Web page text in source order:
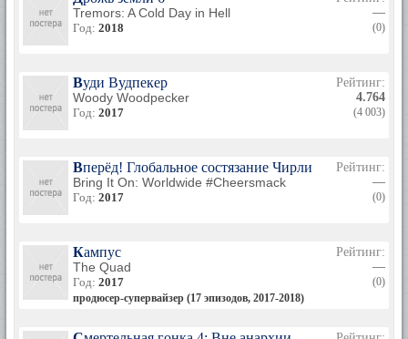
Tremors: A Cold Day in Hell
Год: 2018
—
(0)
Вуди Вудпекер
Woody Woodpecker
Год: 2017
Рейтинг:
4.764
(4 003)
Вперёд! Глобальное состязание Чирлидеров
Bring It On: Worldwide #Cheersmack
Год: 2017
Рейтинг:
—
(0)
Кампус
The Quad
Год: 2017
продюсер-супервайзер (17 эпизодов, 2017-2018)
Рейтинг:
—
(0)